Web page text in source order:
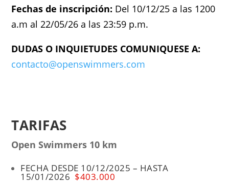
Fechas de inscripción: Del 10/12/25 a las 1200
a.m al 22/05/26 a las 23:59 p.m.
DUDAS O INQUIETUDES COMUNIQUESE A:
contacto@openswimmers.com
TARIFAS
Open Swimmers 10 km
FECHA DESDE 10/12/2025 – HASTA
15/01/2026 $403.000